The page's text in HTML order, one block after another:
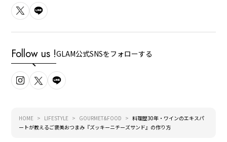
Follow us !GLAM公式SNSをフォローする
HOME LIFESTYLE GOURMET&FOOD
料理歴30年・ワインのエキスパ
ートが教えるご褒美おつまみ『ズッキーニチーズサンド』の作り方